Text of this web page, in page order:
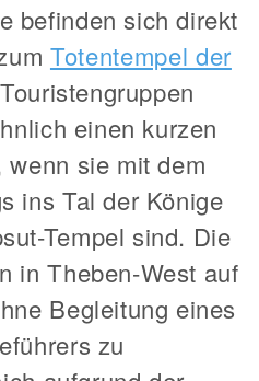
befinden sich direkt
Totentempel der
einen kurzen
sie mit dem
ins Tal der Könige
Tempel sind. Die
in Theben-West auf
Begleitung eines
zu